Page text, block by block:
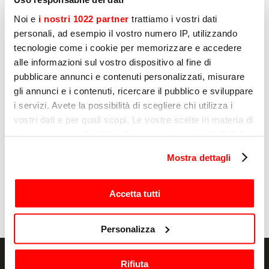
Noi e i nostri 1022 partner trattiamo i vostri dati
personali, ad esempio il vostro numero IP, utilizzando
tecnologie come i cookie per memorizzare e accedere
alle informazioni sul vostro dispositivo al fine di
pubblicare annunci e contenuti personalizzati, misurare
gli annunci e i contenuti, ricercare il pubblico e sviluppare
i servizi. Avete la possibilità di scegliere chi utilizza i
vostri dati e per quali scopi. Le vostre scelte in materia di
modificare o revocare il proprio consenso in qualsiasi
momento dalla Dichiarazione sui cookie o facendo clic
sull'icona di attivazione della privacy.
raccogliere informazioni sulla tua posizione
geografica, con un'approssimazione di qualche
Mostra dettagli
Accetta tutti
Personalizza
Rifiuta
Andere producten die u mogelijk
interesseren
Pagina1van 8